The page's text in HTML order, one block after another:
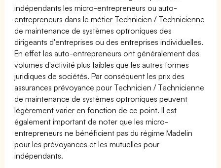
indépendants les micro-entrepreneurs ou auto-
entrepreneurs dans le métier Technicien / Technicienne
de maintenance de systèmes optroniques des
dirigeants d'entreprises ou des entreprises individuelles.
En effet les auto-entrepreneurs ont généralement des
volumes d'activité plus faibles que les autres formes
juridiques de sociétés. Par conséquent les prix des
assurances prévoyance pour Technicien / Technicienne
de maintenance de systèmes optroniques peuvent
légèrement varier en fonction de ce point. Il est
également important de noter que les micro-
entrepreneurs ne bénéficient pas du régime Madelin
pour les prévoyances et les mutuelles pour
indépendants.